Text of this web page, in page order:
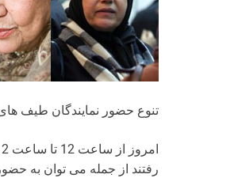
تنوع حضور نمایندگان طیف
رفتند از جمله می توان به